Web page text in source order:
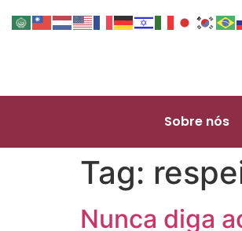
Sobre nós
Tag:
Nunca diga